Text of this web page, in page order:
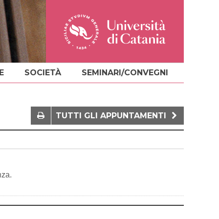
SOCIETÀ SEMINARI/CONVEGNI
TUTTI GLI APPUNTAMENTI